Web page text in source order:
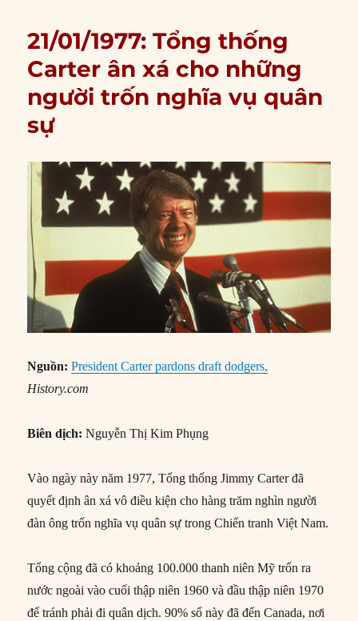
21/01/1977: Tổng thống
Carter ân xá cho những
người trốn nghĩa vụ quân
sự
Nguồn: President Carter pardons draft dodgers,
History.com
Biên dịch: Nguyễn Thị Kim Phụng
Vào ngày này năm 1977, Tổng thống Jimmy Carter đã
quyết định ân xá vô điều kiện cho hàng trăm nghìn người
đàn ông trốn nghĩa vụ quân sự trong Chiến tranh Việt Nam.
Tổng cộng đã có khoảng 100.000 thanh niên Mỹ trốn ra
nước ngoài vào cuối thập niên 1960 và đầu thập niên 1970
để tránh phải đi quân dịch. 90% số này đã đến Canada, nơi